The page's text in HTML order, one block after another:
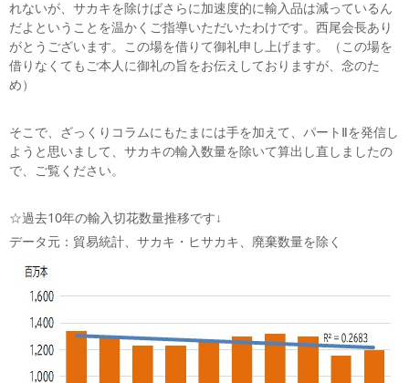
れないが、サカキを除けばさらに加速度的に輸入品は減っているん
だよということを温かくご指導いただいたわけです。西尾会長あり
がとうございます。この場を借りて御礼申し上げます。（この場を
借りなくてもご本人に御礼の旨をお伝えしておりますが、念のた
め）
そこで、ざっくりコラムにもたまには手を加えて、パートⅡを発信し
ようと思いまして、サカキの輸入数量を除いて算出し直しましたの
で、ご覧ください。
☆過去10年の輸入切花数量推移です↓
データ元：貿易統計、サカキ・ヒサカキ、廃棄数量を除く